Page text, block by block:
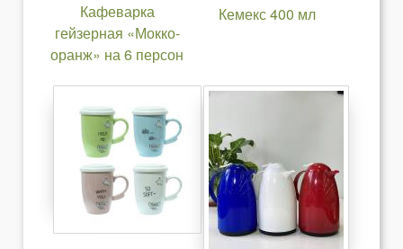
Кафеварка
гейзерная «Мокко-
оранж» на 6 персон
Кемекс 400 мл